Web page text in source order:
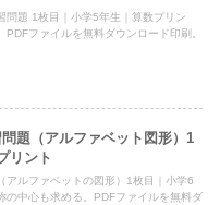
問題 1枚目｜小学5年生｜算数プリン
PDFファイルを無料ダウンロード印刷。
題（アルファベット図形）1
リント
アルファベットの図形）1枚目｜小学6
の中心も求める。PDFファイルを無料ダ